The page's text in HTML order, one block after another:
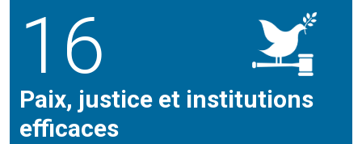
16
Paix, justice et institutions
efficaces